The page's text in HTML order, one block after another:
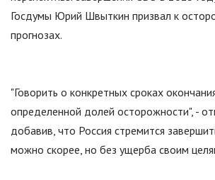
Госдумы Юрий Швыткин призвал к
прогнозах.
"Говорить о конкретных сроках
определенной долей осторожности", -
добавив, что Россия стремится
можно скорее, но без ущерба своим